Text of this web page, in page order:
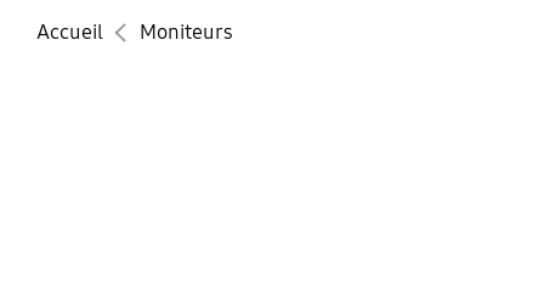
Accueil Moniteurs